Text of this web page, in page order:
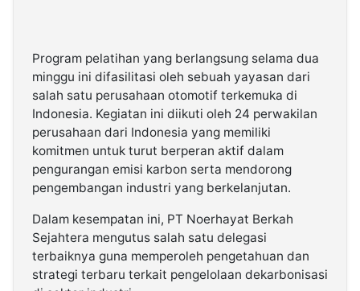
Program pelatihan yang berlangsung selama dua
minggu ini difasilitasi oleh sebuah yayasan dari
salah satu perusahaan otomotif terkemuka di
Indonesia. Kegiatan ini diikuti oleh 24 perwakilan
perusahaan dari Indonesia yang memiliki
komitmen untuk turut berperan aktif dalam
pengurangan emisi karbon serta mendorong
pengembangan industri yang berkelanjutan.
Dalam kesempatan ini, PT Noerhayat Berkah
Sejahtera mengutus salah satu delegasi
terbaiknya guna memperoleh pengetahuan dan
strategi terbaru terkait pengelolaan dekarbonisasi